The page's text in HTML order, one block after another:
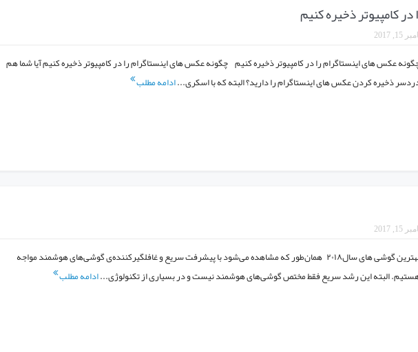
کامپیوتر ذخیره کنیم
15, 2017
عکس های اینستاگرام را در کامپیوتر ذخیره کنیم چگونه عکس های اینستاگرام را در کامپیوتر ذخیره کنیم آیا شما هم
ذخیره کردن عکس های اینستاگرام را دارید؟ البته که با اسکری...ادامه مطلب
15, 2017
بهترین گوشی های سال۲۰۱۸ همان‌طور که مشاهده می‌شود با پیشرفت سریع و غافلگیرکننده‌ی گوشی‌های هوشمند مواجه
البته این رشد سریع فقط مختص گوشی‌های هوشمند نیست و در بسیاری از تکنولوژی...ادامه مطلب